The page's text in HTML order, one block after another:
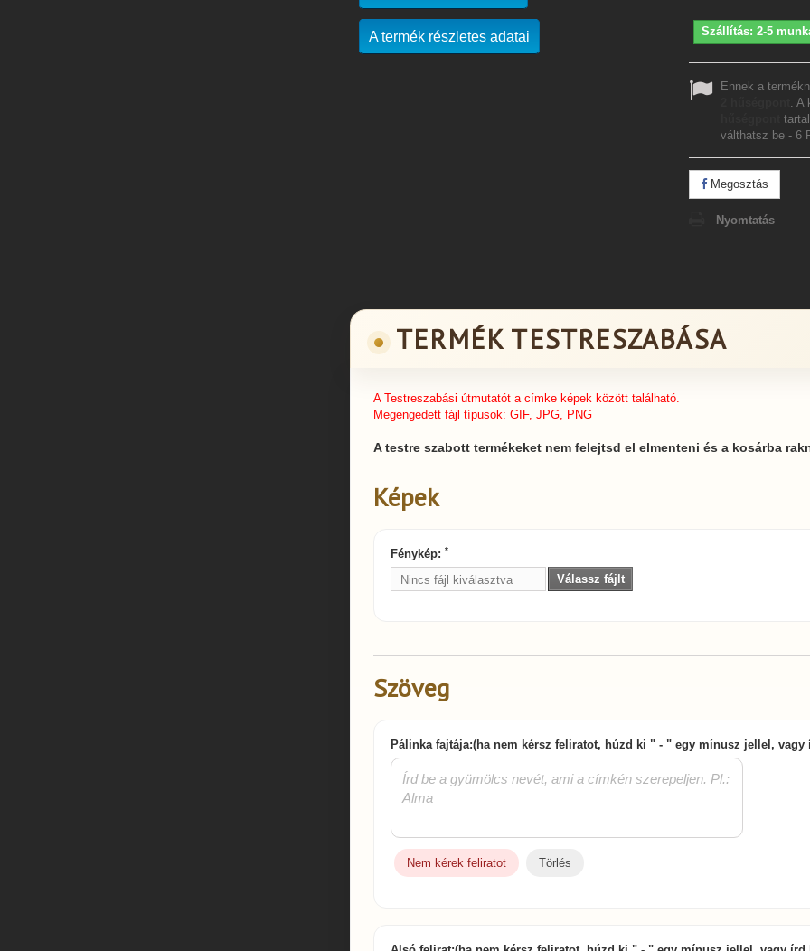
A termék részletes adatai Szállítás: 2-5
Ennek a
. A
válthatsz be - 6
Megosztás
Nyomtatás
TERMÉK TESTRESZABÁSA
A Testreszabási útmutatót a címke képek között található.
Megengedett fájl típusok: GIF, JPG, PNG
A testre szabott termékeket nem felejtsd el elmenteni és a kosárba
Képek
Fénykép: *
Nincs fájl kiválasztva Válassz fájlt
Szöveg
Pálinka fajtája:(ha nem kérsz feliratot, húzd ki " - " egy mínusz jellel,
Nem kérek feliratot Törlés